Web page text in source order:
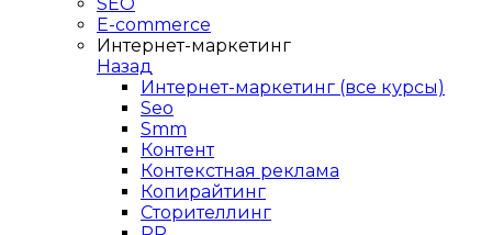
E-сommerce
Интернет-маркетинг
Назад
Интернет-маркетинг (все курсы)
Seo
Smm
Контент
Контекстная реклама
Копирайтинг
Сторителлинг